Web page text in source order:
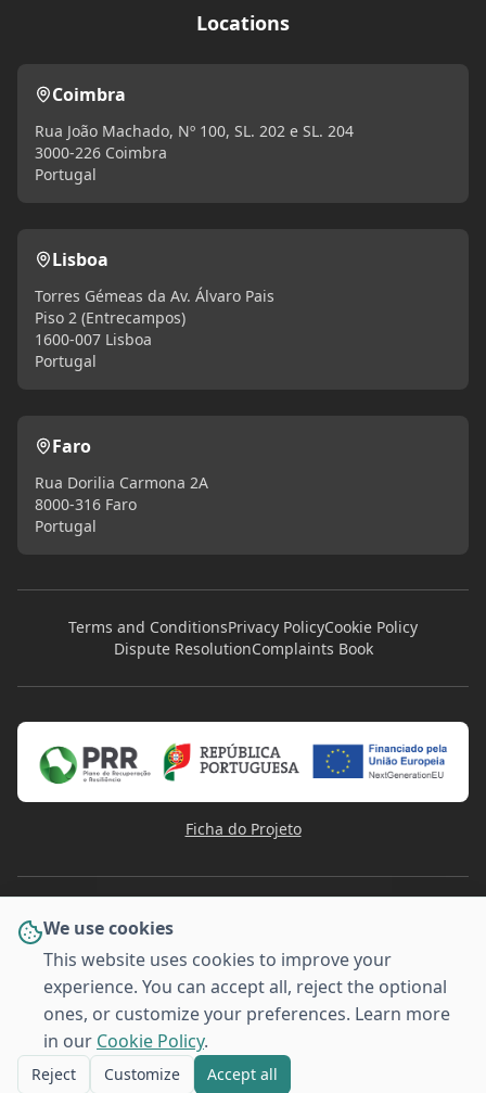
We use cookies
This website uses cookies to improve your
experience. You can accept all, reject the optional
ones, or customize your preferences. Learn more
in our Cookie Policy.
Reject Customize Accept all
Locations
Coimbra
Rua João Machado, Nº 100, SL. 202 e SL. 204
3000-226 Coimbra
Portugal
Lisboa
Torres Gémeas da Av. Álvaro Pais
Piso 2 (Entrecampos)
1600-007 Lisboa
Portugal
Faro
Rua Dorilia Carmona 2A
8000-316 Faro
Portugal
Terms and ConditionsPrivacy PolicyCookie Policy
Dispute ResolutionComplaints Book
Ficha do Projeto
© 2026 Stafforma - Training for Companies. All rights
reserved.
PAYMENT METHODS
VISA AMERICAN
EXPRESS PayPal Pay Googl ePay
MULTI
BANCO
MB WAY